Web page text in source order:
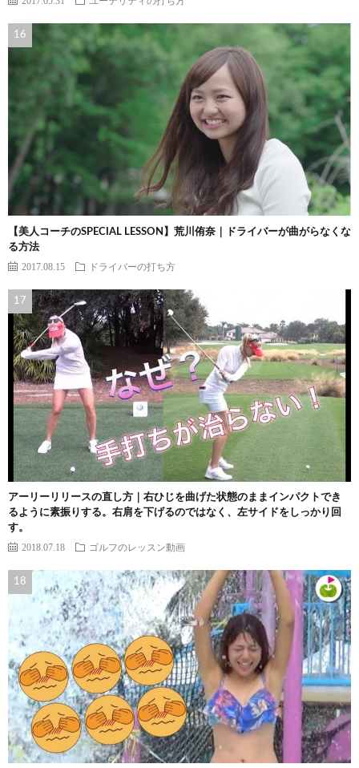
【美人コーチのSPECIAL LESSON】荒川侑奈｜ドライバーが曲がらなくな
る方法
2017.08.15 ドライバーの打ち方
アーリーリリースの直し方｜右ひじを曲げた状態のままインパクトでき
るように素振りする。右肩を下げるのではなく、左サイドをしっかり回
す。
2018.07.18 ゴルフのレッスン動画